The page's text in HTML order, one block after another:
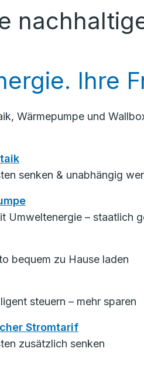
Ihre
Wärmepumpe und
senken & unabhängig
Umweltenergie – staatlich
bequem zu Hause laden
steuern – mehr sparen
Stromtarif
zusätzlich senken